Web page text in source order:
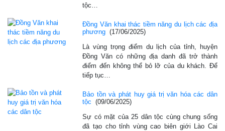
tộc…
Đồng Văn khai thác tiềm năng du lịch các địa
phương (17/06/2025)
Là vùng trọng điểm du lịch của tỉnh, huyện
Đồng Văn có những địa danh đã trở thành
điểm đến không thể bỏ lỡ của du khách. Để
tiếp tục…
Bảo tồn và phát huy giá trị văn hóa các dân
tộc
(09/06/2025)
Sự có mặt của 25 dân tộc cùng chung sống
đã tạo cho tỉnh vùng cao biên giới Lào Cai